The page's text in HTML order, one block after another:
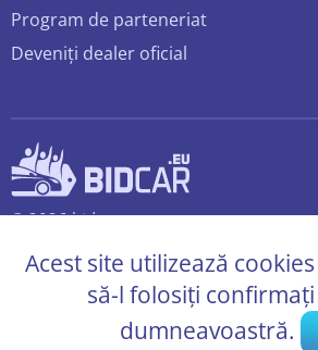
Program de parteneriat
Deveniți dealer oficial
© 2026 bidcar.eu
Acest site utilizează
să-l folosiți
dumneavoastră.